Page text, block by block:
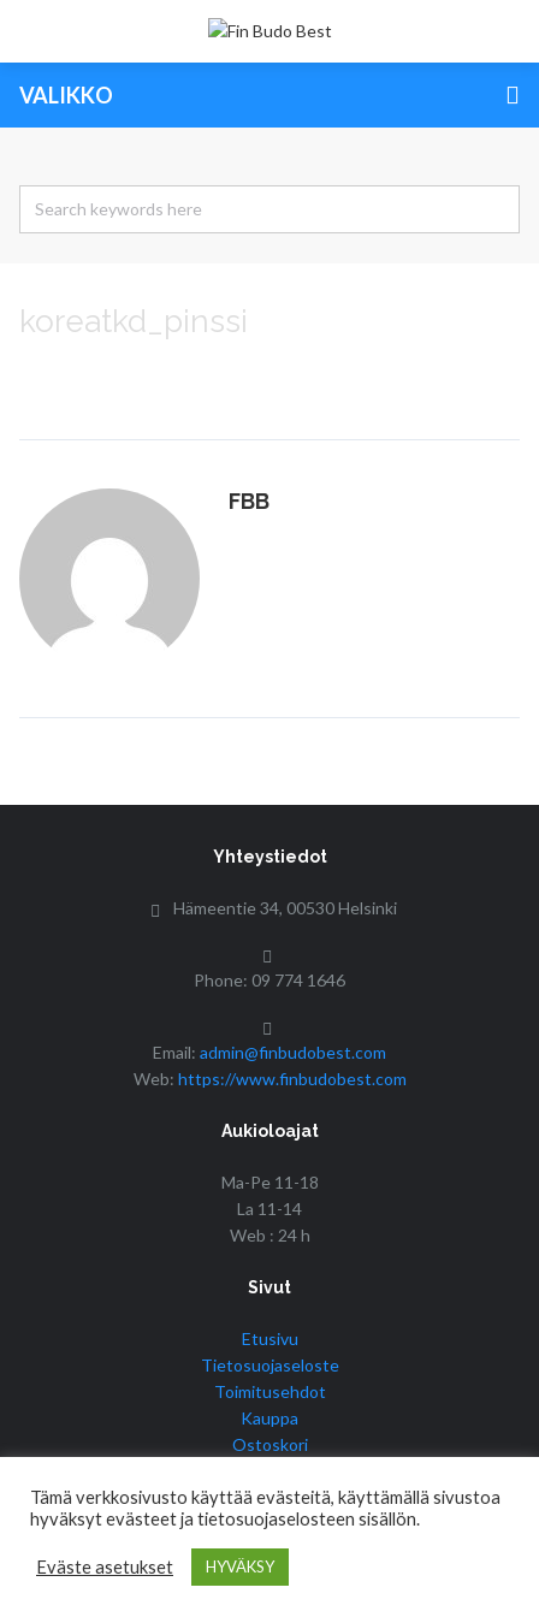
VALIKKO
koreatkd_pinssi
FBB
Yhteystiedot
Hämeentie 34, 00530 Helsinki
Phone: 09 774 1646
Email: admin@finbudobest.com
Web: https://www.finbudobest.com
Aukioloajat
Ma-Pe 11-18
La 11-14
Web : 24 h
Sivut
Etusivu
Tietosuojaseloste
Toimitusehdot
Kauppa
Ostoskori
© Copyright 2017 Fin Budo Best | Golden Tiger
Tämä verkkosivusto käyttää evästeitä, käyttämällä sivustoa
hyväksyt evästeet ja tietosuojaselosteen sisällön.
Eväste asetukset HYVÄKSY